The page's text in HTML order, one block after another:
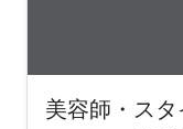
美容師・ス